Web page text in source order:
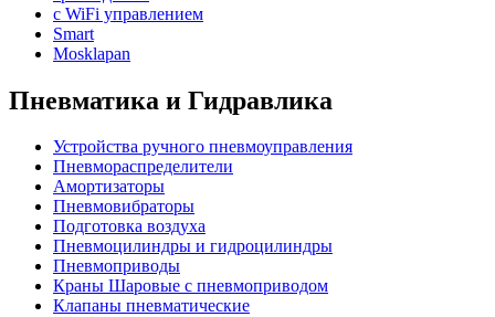
с WiFi управлением
Smart
Mosklapan
Пневматика и Гидравлика
Устройства ручного пневмоуправления
Пневмораспределители
Амортизаторы
Пневмовибраторы
Подготовка воздуха
Пневмоцилиндры и гидроцилиндры
Пневмоприводы
Краны Шаровые с пневмоприводом
Клапаны пневматические